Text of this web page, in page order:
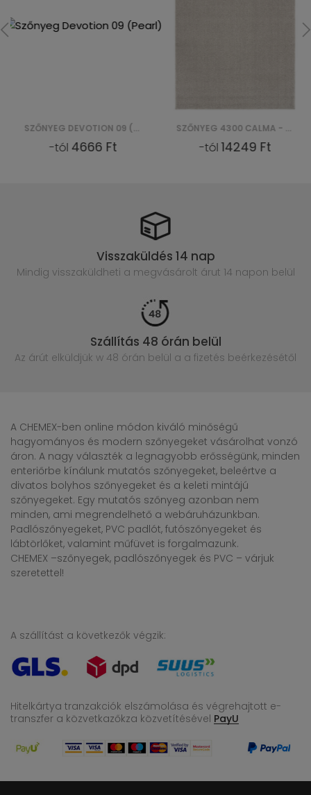
SZŐNYEG 4300 CALMA - SREBRNY
-tól14249 Ft
SZŐNYEG 250321N KIDS KOŁO
9833 Ft
Visszaküldés 14 nap
Mindig visszaküldheti a megvásárolt árut 14 napon belül
Szállítás 48 órán belül
Az árút elküldjük w 48 órán belül a a fizetés beérkezésétől
A CHEMEX-ben online módon kiváló minőségű
hagyományos és modern szőnyegeket vásárolhat vonzó
áron. A nagy választék a legnagyobb erősségünk, minden
enteriőrbe kínálunk mutatós szőnyegeket, beleértve a
divatos bolyhos szőnyegeket és a keleti mintájú
szőnyegeket. Egy mutatós szőnyeg azonban nem
minden, ami megrendelhető a webáruházunkban.
Padlószőnyegeket, PVC padlót, futószőnyegeket és
lábtörlőket, valamint műfüvet is forgalmazunk.
CHEMEX –szőnyegek, padlószőnyegek és PVC – várjuk
szeretettel!
A szállítást a következők végzik:
Hitelkártya tranzakciók elszámolása és végrehajtott e-
transzfer a közvetkazőkza közvetítésével PayU